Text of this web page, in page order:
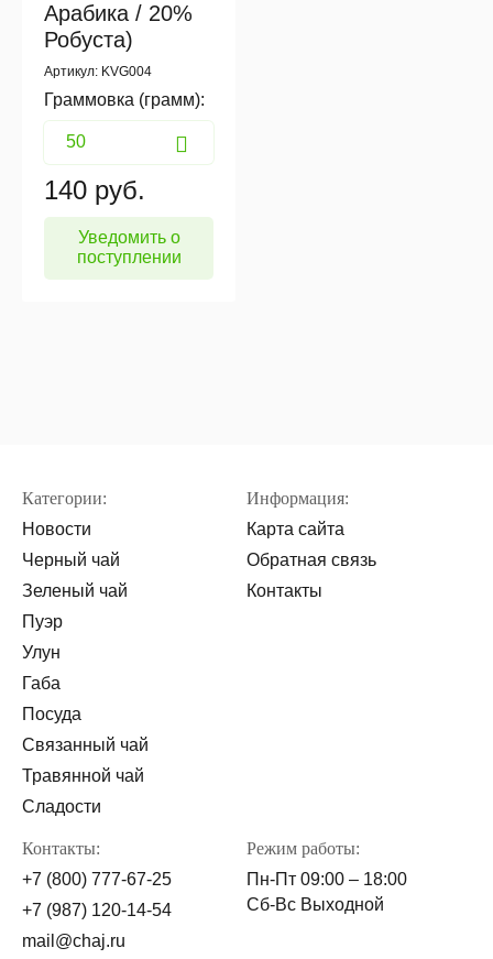
Арабика / 20%
Робуста)
Артикул: KVG004
Граммовка (грамм):
140 руб.
Уведомить о
поступлении
Категории:
Новости
Черный чай
Зеленый чай
Пуэр
Улун
Габа
Посуда
Связанный чай
Травянной чай
Сладости
Контакты:
+7 (800) 777-67-25
+7 (987) 120-14-54
mail@chaj.ru
Информация:
Карта сайта
Обратная связь
Контакты
Режим работы:
Пн-Пт 09:00 – 18:00
Сб-Вс Выходной